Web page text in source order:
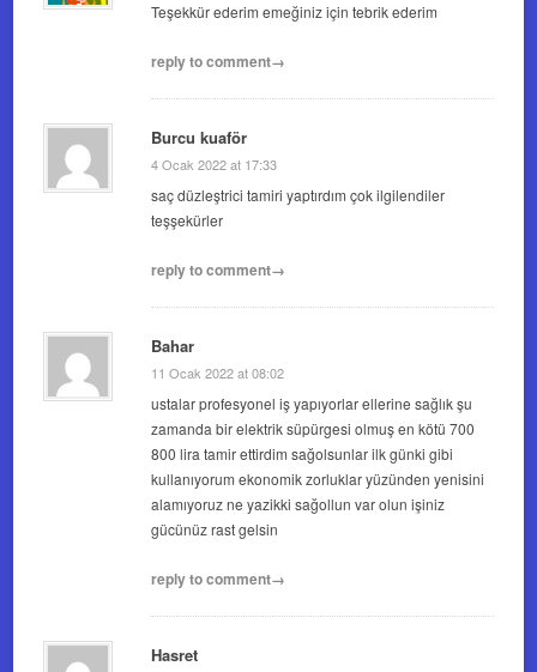
Teşekkür ederim emeğiniz için tebrik ederim
reply to comment→
Burcu kuaför
4 Ocak 2022 at 17:33
saç düzleştrici tamiri yaptırdım çok ilgilendiler
teşşekürler
reply to comment→
Bahar
11 Ocak 2022 at 08:02
ustalar profesyonel iş yapıyorlar ellerine sağlık şu
zamanda bir elektrik süpürgesi olmuş en kötü 700
800 lira tamir ettirdim sağolsunlar ilk günki gibi
kullanıyorum ekonomik zorluklar yüzünden yenisini
alamıyoruz ne yazikki sağollun var olun işiniz
gücünüz rast gelsin
reply to comment→
Hasret